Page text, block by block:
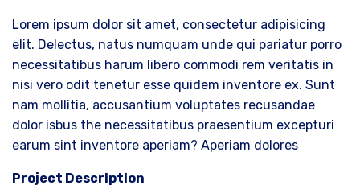
Lorem ipsum dolor sit amet, consectetur adipisicing
elit. Delectus, natus numquam unde qui pariatur porro
necessitatibus harum libero commodi rem veritatis in
nisi vero odit tenetur esse quidem inventore ex. Sunt
nam mollitia, accusantium voluptates recusandae
dolor isbus the necessitatibus praesentium excepturi
earum sint inventore aperiam? Aperiam dolores
Project Description